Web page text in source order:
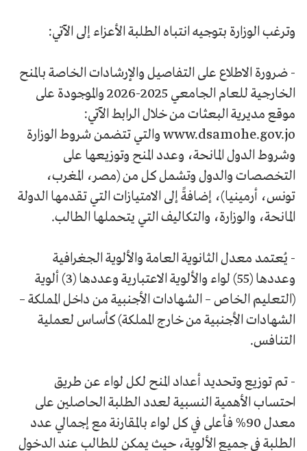
وترغب الوزارة بتوجيه انتباه الطلبة الأعزاء إلى الآتي:
- ضرورة الاطلاع على التفاصيل والإرشادات الخاصة بالمنح
الخارجية للعام الجامعي 2025-2026 والموجودة على
موقع مديرية البعثات من خلال الرابط الآتي:
www.dsamohe.gov.jo والتي تتضمن شروط الوزارة
وشروط الدول المانحة، وعدد المنح وتوزيعها على
التخصصات والدول وتشمل كل من (مصر، المغرب،
تونس، أرمينيا)، إضافةً إلى الامتيازات التي تقدمها الدولة
المانحة، والوزارة، والتكاليف التي يتحملها الطالب.
- يُعتمد معدل الثانوية العامة والألوية الجغرافية
وعددها (55) لواء والألوية الاعتبارية وعددها (3) ألوية
(التعليم الخاص – الشهادات الأجنبية من داخل المملكة –
الشهادات الأجنبية من خارج المملكة) كأساس لعملية
التنافس.
- تم توزيع وتحديد أعداد المنح لكل لواء عن طريق
احتساب الأهمية النسبية لعدد الطلبة الحاصلين على
معدل 90% فأعلى في كل لواء بالمقارنة مع إجمالي عدد
الطلبة في جميع الألوية، حيث يمكن للطالب عند الدخول